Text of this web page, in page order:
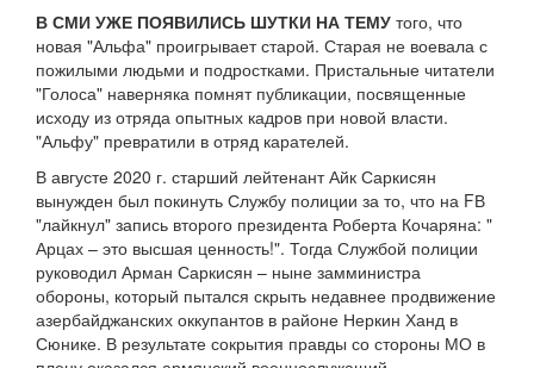
В СМИ УЖЕ ПОЯВИЛИСЬ ШУТКИ НА ТЕМУ того, что
новая "Альфа" проигрывает старой. Старая не воевала с
пожилыми людьми и подростками. Пристальные читатели
"Голоса" наверняка помнят публикации, посвященные
исходу из отряда опытных кадров при новой власти.
"Альфу" превратили в отряд карателей.
В августе 2020 г. старший лейтенант Айк Саркисян
вынужден был покинуть Службу полиции за то, что на FВ
"лайкнул" запись второго президента Роберта Кочаряна: "
Арцах – это высшая ценность!". Тогда Службой полиции
руководил Арман Саркисян – ныне замминистра
обороны, который пытался скрыть недавнее продвижение
азербайджанских оккупантов в районе Неркин Ханд в
Сюнике. В результате сокрытия правды со стороны МО в